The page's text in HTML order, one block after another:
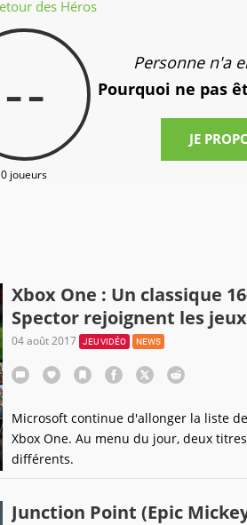
des Héros
--
0 joueurs
Personne n'a
Pourquoi ne pas
JE
Xbox One : Un classique
Spector rejoignent les
04 août 2017 JEU VIDÉO NEWS
Microsoft continue d'allonger la liste
Xbox One. Au menu du jour, deux
différents.
Junction Point (Epic